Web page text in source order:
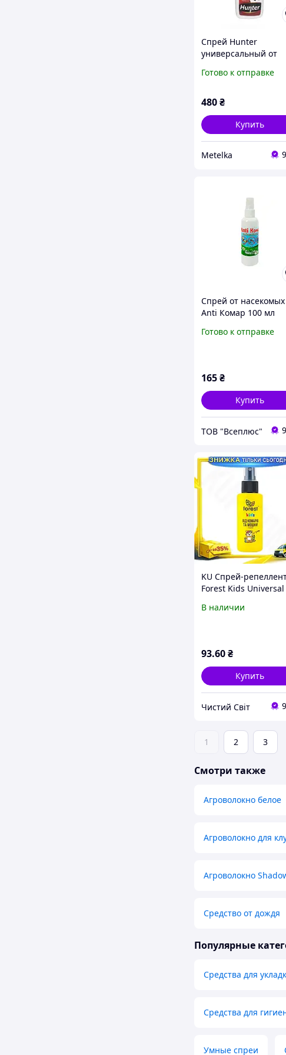
Спрей Hunter
универсальный от
защиты от тараканов
Готово к отправке
480₴
Купить
Metelka
Спрей от насекомых
Anti Комар 100 мл
от комаров и
дома и на улице
Готово к отправке
165₴
Купить
ТОВ "Всеплюс"
KU Спрей-
Forest Kids Universal
мошек защита от
В наличии
93.60₴
Купить
Чистий Світ
1 2 3
Смотри также
Агроволокно белое
Агроволокно для
Агроволокно
Средство от дождя
Популярные
Средства для
Средства для
Умные спреи